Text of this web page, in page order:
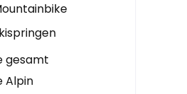
gesamt
Alpin